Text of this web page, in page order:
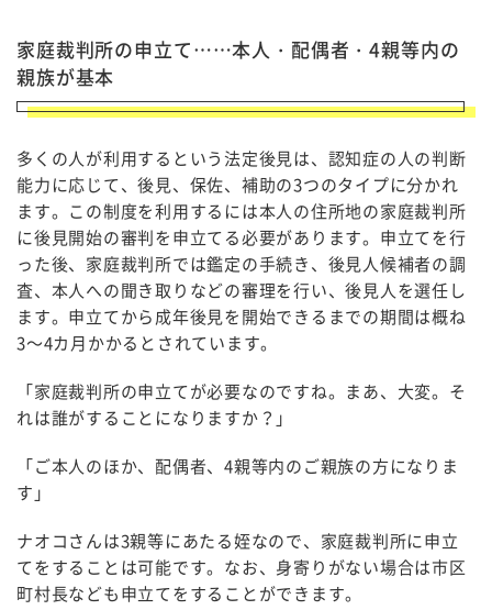
家庭裁判所の申立て……本人・配偶者・4親等内の
親族が基本
多くの人が利用するという法定後見は、認知症の人の判断
能力に応じて、後見、保佐、補助の3つのタイプに分かれ
ます。この制度を利用するには本人の住所地の家庭裁判所
に後見開始の審判を申立てる必要があります。申立てを行
った後、家庭裁判所では鑑定の手続き、後見人候補者の調
査、本人への聞き取りなどの審理を行い、後見人を選任し
ます。申立てから成年後見を開始できるまでの期間は概ね
3～4カ月かかるとされています。
「家庭裁判所の申立てが必要なのですね。まあ、大変。そ
れは誰がすることになりますか？」
「ご本人のほか、配偶者、4親等内のご親族の方になりま
す」
ナオコさんは3親等にあたる姪なので、家庭裁判所に申立
てをすることは可能です。なお、身寄りがない場合は市区
町村長なども申立てをすることができます。